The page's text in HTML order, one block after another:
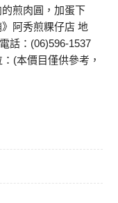
煎肉圓，加蛋下
阿秀煎粿仔店 地
話：(06)596-1537
(本價目僅供參考，